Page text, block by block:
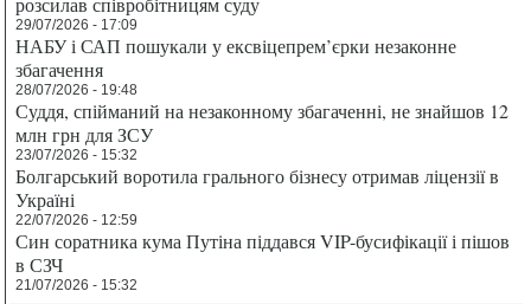
29/07/2026 - 17:09
НАБУ і САП пошукали у ексвіцепрем’єрки незаконне
збагачення
28/07/2026 - 19:48
Суддя, спійманий на незаконному збагаченні, не знайшов 12
млн грн для ЗСУ
23/07/2026 - 15:32
Болгарський воротила грального бізнесу отримав ліцензії в
Україні
22/07/2026 - 12:59
Син соратника кума Путіна піддався VIP-бусифікації і пішов
в СЗЧ
21/07/2026 - 15:32